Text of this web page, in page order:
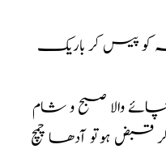
کو پیس کر باریک
والا صبح و شام
اگر قبض ہوتو آدھا چمچ